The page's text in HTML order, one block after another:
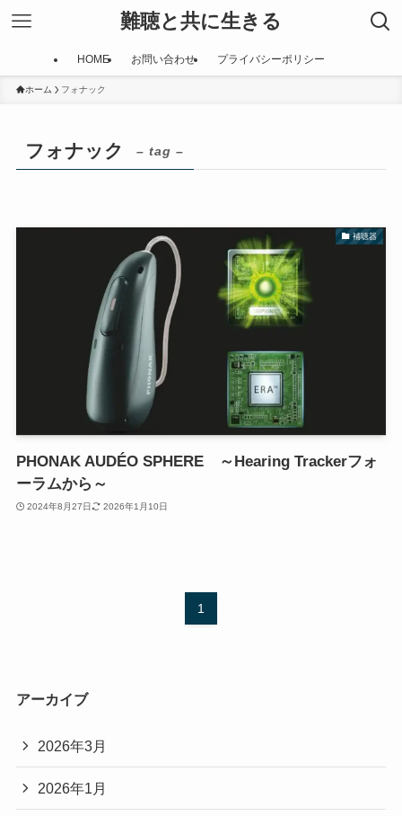
難聴と共に生きる
HOME お問い合わせ プライバシーポリシー
ホーム フォナック
フォナック – tag –
補聴器
PHONAK AUDÉO SPHERE ～Hearing Trackerフォ
ーラムから～
2024年8月27日 2026年1月10日
1
アーカイブ
2026年3月
2026年1月